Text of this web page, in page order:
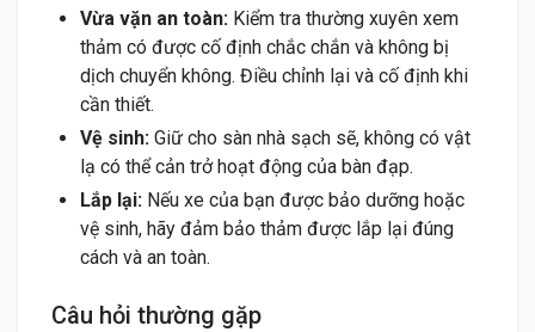
Vừa vặn an toàn: Kiểm tra thường xuyên xem
thảm có được cố định chắc chắn và không bị
dịch chuyển không. Điều chỉnh lại và cố định khi
cần thiết.
Vệ sinh: Giữ cho sàn nhà sạch sẽ, không có vật
lạ có thể cản trở hoạt động của bàn đạp.
Lắp lại: Nếu xe của bạn được bảo dưỡng hoặc
vệ sinh, hãy đảm bảo thảm được lắp lại đúng
cách và an toàn.
Câu hỏi thường gặp